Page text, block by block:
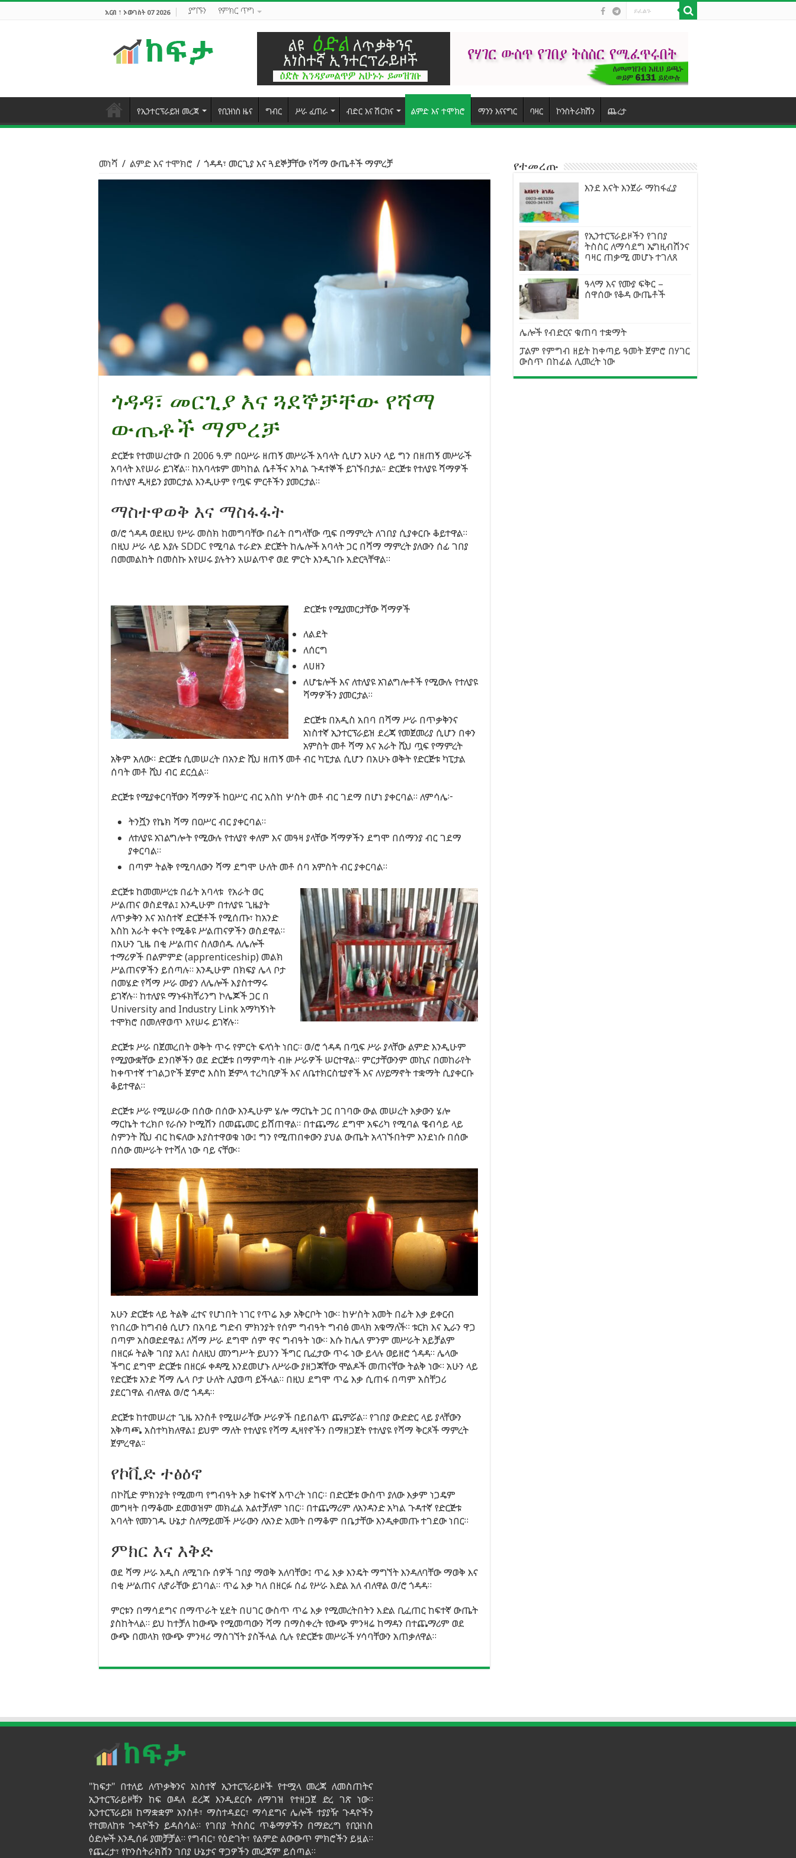
አርብ ፣ ኦውገስት 07 2026 ያግኙን የምክር ጥግ
የኢንተርፕራይዝ መረጃ የቢዝነስ ዜና ግብር ሥራ ፈጠራ ብድር እና ሽርክና ልምድ እና ተሞክሮ ማንን እናናግር ባዛር ኮንስትራክሽን ጨረታ
መነሻ / ልምድ እና ተሞክሮ / ጎዳዳ፣ መርጊያ እና ጓደኞቻቸው የሻማ ውጤቶች ማምረቻ
ጎዳዳ፣ መርጊያ እና ጓደኞቻቸው የሻማ
ውጤቶች ማምረቻ
ድርጅቱ የተመሠረተው በ 2006 ዓ.ም በዐሥራ ዘጠኝ መሥራች አባላት ሲሆን አሁን ላይ ግን በዘጠኝ መሥራች
አባላት እየሠራ ይገኛል። ከአባላቱም መካከል ሴቶችና አካል ጉዳተኞች ይገኙበታል፡፡ ድርጅቱ የተለያዩ ሻማዎች
በተለያየ ዲዛይን ያመርታል እንዲሁም የጧፍ ምርቶችን ያመርታል።
ማስተዋወቅ እና ማስፋፋት
ወ/ሮ ጎዳዳ ወደዚህ የሥራ መስክ ከመግባቸው በፊት በግላቸው ጧፍ በማምረት ለገበያ ሲያቀርቡ ቆይተዋል።
በዚህ ሥራ ላይ እያሉ SDDC የሚባል ተራድኦ ድርጅት ከሌሎች አባላት ጋር በሻማ ማምረት ያለውን ሰፊ ገበያ
በመመልከት በመስኩ እየሠሩ ያሉትን አሠልጥኖ ወደ ምርት እንዲገቡ አድርጓቸዋል።
ድርጅቱ የሚያመርታቸው ሻማዎች
ለልደት
ለሰርግ
ለሀዘን
ለሆቴሎች እና ለተለያዩ አገልግሎቶች የሚውሉ የተለያዩ
ሻማዎችን ያመርታል።
ድርጅቱ በአዲስ አበባ በሻማ ሥራ በጥቃቅንና
አነስተኛ ኢንተርፕራይዝ ደረጃ የመጀመሪያ ሲሆን በቀን
አምስት መቶ ሻማ እና አራት ሺህ ጧፍ የማምረት
አቅም አለው። ድርጅቱ ሲመሠረት በአንድ ሺህ ዘጠኝ መቶ ብር ካፒታል ሲሆን በአሁኑ ወቅት የድርጅቱ ካፒታል
ሰባት መቶ ሺህ ብር ደርሷል።
ድርጅቱ የሚያቀርባቸውን ሻማዎች ከዐሥር ብር አስከ ሦስት መቶ ብር ገደማ በሆነ ያቀርባል። ለምሳሌ፦
ትንሿን የኬክ ሻማ በዐሥር ብር ያቀርባል።
ለተለያዩ አገልግሎት የሚውሉ የተለያየ ቀለም እና መዓዛ ያላቸው ሻማዎችን ደግሞ በሰማንያ ብር ገደማ
ያቀርባል።
በጣም ትልቅ የሚባለውን ሻማ ደግሞ ሁለት መቶ ሰባ አምስት ብር ያቀርባል።
ድርጅቱ ከመመሥረቱ በፊት አባላቱ የአራት ወር
ሥልጠና ወስደዋል፤ እንዲሁም በተለያዩ ጊዜያት
ለጥቃቅን እና አነስተኛ ድርጅቶች የሚሰጡ፣ ከአንድ
እስከ አራት ቀናት የሚቆዩ ሥልጠናዎችን ወስደዋል።
በአሁን ጊዜ በቂ ሥልጠና ስለወሰዱ ለሌሎች
ተማሪዎች በልምምድ (apprenticeship) መልክ
ሥልጠናዎችን ይሰጣሉ። እንዲሁም በክፍያ ሌላ ቦታ
በመሄድ የሻማ ሥራ ሙያን ለሌሎች እያስተማሩ
ይገኛሉ። ከተለያዩ ማኑፋክቸሪንግ ኮሌጆች ጋር በ
University and Industry Link አማካኝነት
ተሞክሮ በመለዋወጥ እየሠሩ ይገኛሉ።
ድርጅቱ ሥራ በጀመረበት ወቅት ጥሩ የምርት ፍላጎት ነበር። ወ/ሮ ጎዳዳ በጧፍ ሥራ ያላቸው ልምድ እንዲሁም
የሚያውቋቸው ደንበኞችን ወደ ድርጅቱ በማምጣት ብዙ ሥራዎች ሠርተዋል። ምርታቸውንም መኪና በመከራየት
ከቀጥተኛ ተገልጋዮች ጀምሮ እስከ ጅምላ ተረካቢዎች እና ለቤተክርስቲያኖች እና ለሃይማኖት ተቋማት ሲያቀርቡ
ቆይተዋል።
ድርጅቱ ሥራ የሚሠራው በሰው በሰው እንዲሁም ሄሎ ማርኬት ጋር በገባው ውል መሠረት እቃውን ሄሎ
ማርኬት ተረክቦ የራሱን ኮሚሽን በመጨመር ይሸጠዋል። በተጨማሪ ደግሞ አፍሪካ የሚባል ዌብሳይ ላይ
ስምንት ሺህ ብር ከፍለው እያስተዋወቁ ነው፤ ግን የሚጠበቀውን ያህል ውጤት አላገኙበትም እንደነሱ በሰው
በሰው መሥራት የተሻለ ነው ባይ ናቸው።
አሁን ድርጅቱ ላይ ትልቅ ፈተና የሆነበት ነገር የጥሬ እቃ አቅርቦት ነው። ከሦስት አመት በፊት እቃ ይቀርብ
የነበረው ከግብፅ ሲሆን በአባይ ግድብ ምክንያት የሰም ግብዓት ግብፅ መላክ አቁማለች። ቱርክ እና ኢራን ዋጋ
በጣም አስወድደዋል፤ ለሻማ ሥራ ደግሞ ሰም ዋና ግብዓት ነው። እሱ ከሌለ ምንም መሥራት አይቻልም
በዘርፉ ትልቅ ገበያ አለ፤ ስለዚህ መንግሥት ይህንን ችግር ቢፈታው ጥሩ ነው ይላሉ ወይዘሮ ጎዳዳ። ሌላው
ችግር ደግሞ ድርጅቱ በዘርፉ ቀዳሚ እንደመሆኑ ለሥራው ያዘጋጃቸው ሞልዶች መጠናቸው ትልቅ ነው። አሁን ላይ
የድርጅቱ አንድ ሻማ ሌላ ቦታ ሁለት ሊያወጣ ይችላል። በዚህ ደግሞ ጥሬ እቃ ሲጠፋ በጣም አስቸጋሪ
ያደርገዋል ብለዋል ወ/ሮ ጎዳዳ።
ድርጅቱ ከተመሠረተ ጊዜ አንስቶ የሚሠራቸው ሥራዎች በይበልጥ ጨምሯል። የገበያ ውድድር ላይ ያላቸውን
አቅጣጫ አስተካክለዋል፤ ይህም ማለት የተለያዩ የሻማ ዲዛየኖችን በማዘጋጀት የተለያዩ የሻማ ቅርጾች ማምረት
ጀምረዋል፡፡
የኮቪድ ተፅዕኖ
በኮቪድ ምክንያት የሚመጣ የግብዓት እቃ ከፍተኛ እጥረት ነበር። በድርጅቱ ውስጥ ያለው እቃም ነጋዴም
መግዛት በማቆሙ ደመወዝም መክፈል አልተቻለም ነበር። በተጨማሪም ለአንዳንድ አካል ጉዳተኛ የድርጅቱ
አባላት የመንገዱ ሁኔታ ስለማይመች ሥራውን ለአንድ አመት በማቆም በቤታቸው እንዲቀመጡ ተገደው ነበር።
ምክር እና እቅድ
ወደ ሻማ ሥራ አዲስ ለሚገቡ ሰዎች ገበያ ማወቅ አለባቸው፤ ጥሬ እቃ እንዴት ማግኘት እንዳለባቸው ማወቅ እና
በቂ ሥልጠና ሊኖራቸው ይገባል። ጥሬ እቃ ካለ በዘርፉ ሰፊ የሥራ እድል አለ ብለዋል ወ/ሮ ጎዳዳ።
ምርቱን በማሳደግና በማጥራት ሂደት በሀገር ውስጥ ጥሬ እቃ የሚመረትበትን እድል ቢፈጠር ከፍተኛ ውጤት
ያስከትላል። ይህ ከተቻለ ከውጭ የሚመጣውን ሻማ በማስቀረት የውጭ ምንዛሬ ከማዳን በተጨማሪም ወደ
ውጭ በመላክ የውጭ ምንዛሪ ማስገኘት ያስችላል ሲሉ የድርጅቱ መሥራች ሃሳባቸውን አጠቃለዋል።
የተመረጡ
እንደ እናት እንጀራ ማከፋፈያ
የኢንተርፕራይዞችን የገበያ
ትስስር ለማሳደግ ኤግዚብሽንና
ባዛር ጠቃሚ መሆኑ ተገለጸ
ዓላማ እና የሙያ ፍቅር –
ሰዋሰው የቆዳ ውጤቶች
ሌሎች የብድርና ቁጠባ ተቋማት
ፓልም የምግብ ዘይት ከቀጣይ ዓመት ጀምሮ በሃገር
ውስጥ በከፊል ሊመረት ነው
"ከፍታ" በተለይ ለጥቃቅንና አነስተኛ ኢንተርፕራይዞች የተሟላ መረጃ ለመስጠትና
ኢንተርፕራይዞቹን ከፍ ወዳለ ደረጃ እንዲደርሱ ለማገዝ የተዘጋጀ ድረ ገጽ ነው።
ኢንተርፕራይዝ ከማቋቋም አንስቶ፣ ማስተዳደር፣ ማሳደግና ሌሎች ተያያዥ ጉዳዮችን
የተመለከቱ ጉዳዮችን ይዳስሳል። የገበያ ትስስር ጥቆማዎችን በማድረግ የቢዝነስ
ዕድሎች እንዲሰፉ ያመቻቻል። የግብር፣ የዕድገት፣ የልምድ ልውውጥ ምክሮችን ይዟል።
የጨረታ፣ የኮንስትራክሽን ገበያ ሁኔታና ዋጋዎችን መረጃም ይሰጣል።